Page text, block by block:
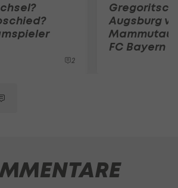
2
Gregoritsch
Augsburg
FC Bayern